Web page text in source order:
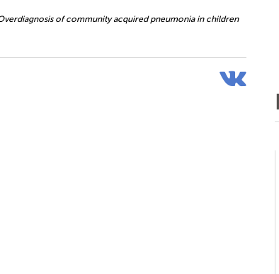
Overdiagnosis of community acquired pneumonia in children